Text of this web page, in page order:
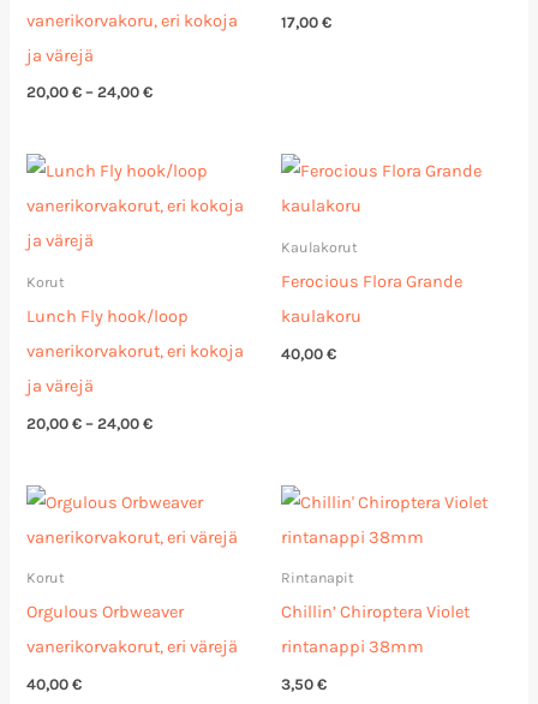
vanerikorvakoru, eri kokoja
ja värejä
20,00€ – 24,00€
17,00 €
Korut
Lunch Fly hook/loop
vanerikorvakorut, eri kokoja
ja värejä
20,00€ – 24,00€
Hintaluokka:
20,00 €
-
Kaulakorut
Ferocious Flora Grande
kaulakoru
40,00 €
Korut
Orgulous Orbweaver
vanerikorvakorut, eri värejä
40,00€
Rintanapit
Chillin’ Chiroptera Violet
rintanappi 38mm
3,50 €